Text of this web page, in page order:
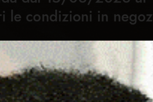
Attualità Sport Cultura